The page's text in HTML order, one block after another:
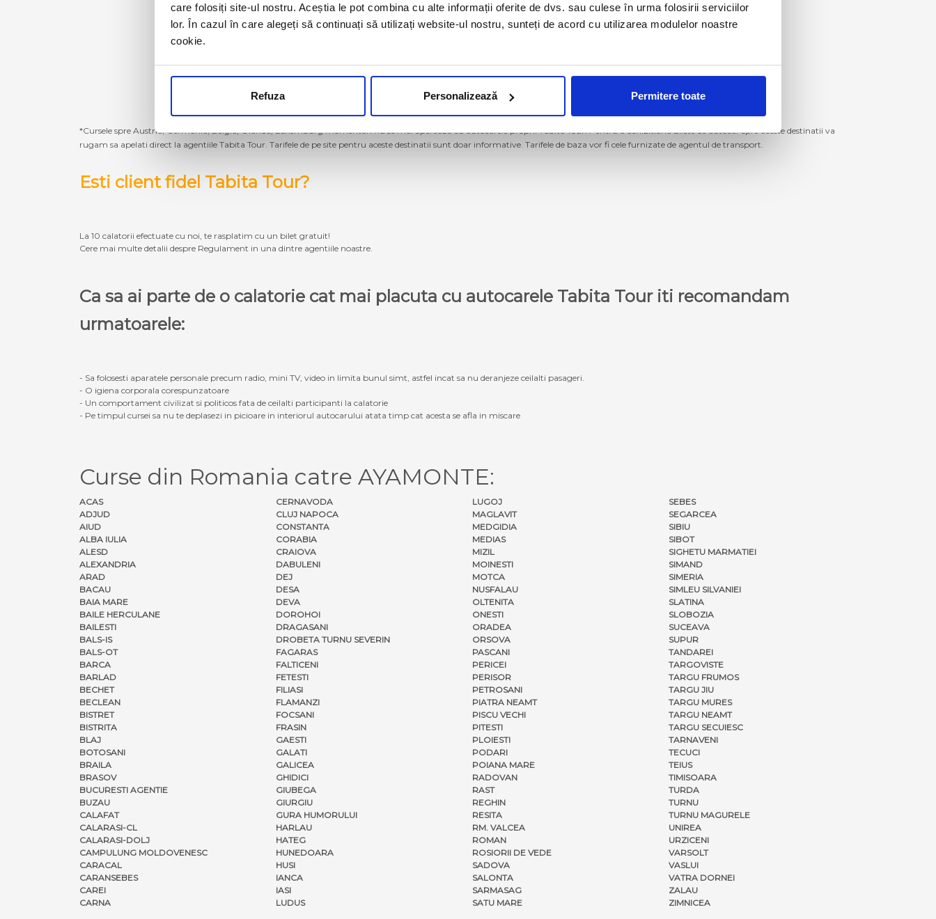
care folosiți site-ul nostru. Aceștia le pot combina cu alte informații oferite de dvs. sau culese în urma folosirii serviciilor
lor. În cazul în care alegeți să continuați să utilizați website-ul nostru, sunteți de acord cu utilizarea modulelor noastre
cookie.
Refuza Personalizează Permitere toate
*Cursele spre Austria, Germania, Belgia, Olanda, Luxemburg momentan nu se mai operează cu autocarele proprii Tabita Tour. Pentru a achizitiona bilete de autocar spre aceste destinatii va
rugam sa apelati direct la agentiile Tabita Tour. Tarifele de pe site pentru aceste destinatii sunt doar informative. Tarifele de baza vor fi cele furnizate de agentul de transport.
Esti client fidel Tabita Tour?
La 10 calatorii efectuate cu noi, te rasplatim cu un bilet gratuit!
Cere mai multe detalii despre Regulament in una dintre agentiile noastre.
Ca sa ai parte de o calatorie cat mai placuta cu autocarele Tabita Tour iti recomandam
urmatoarele:
- Sa folosesti aparatele personale precum radio, mini TV, video in limita bunul simt, astfel incat sa nu deranjeze ceilalti pasageri.
- O igiena corporala corespunzatoare
- Un comportament civilizat si politicos fata de ceilalti participanti la calatorie
- Pe timpul cursei sa nu te deplasezi in picioare in interiorul autocarului atata timp cat acesta se afla in miscare
Curse din Romania catre AYAMONTE:
ACAS
ADJUD
AIUD
ALBA IULIA
ALESD
ALEXANDRIA
ARAD
BACAU
BAIA MARE
BAILE HERCULANE
BAILESTI
BALS-IS
BALS-OT
BARCA
BARLAD
BECHET
BECLEAN
BISTRET
BISTRITA
BLAJ
BOTOSANI
BRAILA
BRASOV
BUCURESTI AGENTIE
BUZAU
CALAFAT
CALARASI-CL
CALARASI-DOLJ
CAMPULUNG MOLDOVENESC
CARACAL
CARANSEBES
CAREI
CARNA
CERNAVODA
CLUJ NAPOCA
CONSTANTA
CORABIA
CRAIOVA
DABULENI
DEJ
DESA
DEVA
DOROHOI
DRAGASANI
DROBETA TURNU SEVERIN
FAGARAS
FALTICENI
FETESTI
FILIASI
FLAMANZI
FOCSANI
FRASIN
GAESTI
GALATI
GALICEA
GHIDICI
GIUBEGA
GIURGIU
GURA HUMORULUI
HARLAU
HATEG
HUNEDOARA
HUSI
IANCA
IASI
LUDUS
LUGOJ
MAGLAVIT
MEDGIDIA
MEDIAS
MIZIL
MOINESTI
MOTCA
NUSFALAU
OLTENITA
ONESTI
ORADEA
ORSOVA
PASCANI
PERICEI
PERISOR
PETROSANI
PIATRA NEAMT
PISCU VECHI
PITESTI
PLOIESTI
PODARI
POIANA MARE
RADOVAN
RAST
REGHIN
RESITA
RM. VALCEA
ROMAN
ROSIORII DE VEDE
SADOVA
SALONTA
SARMASAG
SATU MARE
SEBES
SEGARCEA
SIBIU
SIBOT
SIGHETU MARMATIEI
SIMAND
SIMERIA
SIMLEU SILVANIEI
SLATINA
SLOBOZIA
SUCEAVA
SUPUR
TANDAREI
TARGOVISTE
TARGU FRUMOS
TARGU JIU
TARGU MURES
TARGU NEAMT
TARGU SECUIESC
TARNAVENI
TECUCI
TEIUS
TIMISOARA
TURDA
TURNU
TURNU MAGURELE
UNIREA
URZICENI
VARSOLT
VASLUI
VATRA DORNEI
ZALAU
ZIMNICEA